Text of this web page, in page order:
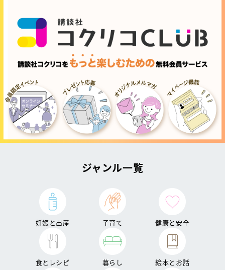
ジャンル一覧
妊娠と出産 子育て 健康と安全
食とレシピ 暮らし 絵本とお話